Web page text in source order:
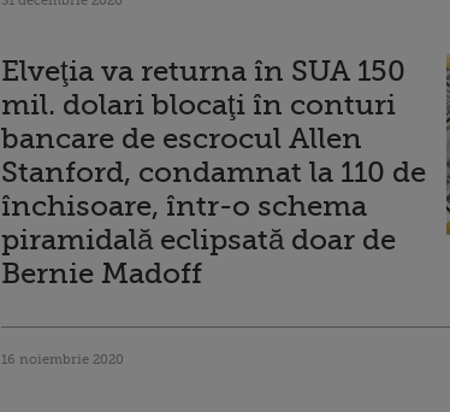
Elveţia va returna în SUA 150
mil. dolari blocaţi în conturi
bancare de escrocul Allen
Stanford, condamnat la 110 de
închisoare, într-o schema
piramidală eclipsată doar de
Bernie Madoff
16 noiembrie 2020